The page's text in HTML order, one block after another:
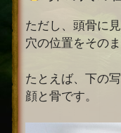
ただし、頭骨に
穴の位置をその
たとえば、下の
顔と骨です。